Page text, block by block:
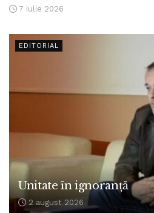
7 iulie 2026
EDITORIAL
Unitate în ignoranță
2 august 2026